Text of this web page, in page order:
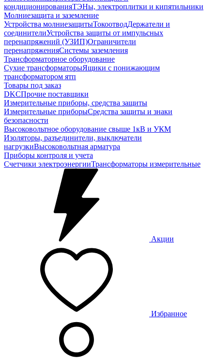
кондиционированияТЭНы, электроплитки и кипятильники
Молниезащита и заземление
Устройства молниезащитыТокоотводДержатели и
соединителиУстройства защиты от импульсных
перенапряжений (УЗИП)Ограничители
перенапряженияСистемы заземления
Трансформаторное оборудование
Сухие трансформаторыЯщики с понижающим
трансформатором ятп
Товары под заказ
DKCПрочие поставщики
Измерительные приборы, средства защиты
Измерительные приборыСредства защиты и знаки
безопасности
Высоковольтное оборудование свыше 1кВ и УКМ
Изоляторы, разъединители, выключатели
нагрузкиВысоковольтная арматура
Приборы контроля и учета
Счетчики электроэнергииТрансформаторы измерительные
Акции
Избранное